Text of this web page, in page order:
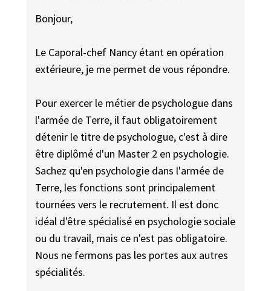
Bonjour,
Le Caporal-chef Nancy étant en opération
extérieure, je me permet de vous répondre.
Pour exercer le métier de psychologue dans
l'armée de Terre, il faut obligatoirement
détenir le titre de psychologue, c'est à dire
être diplômé d'un Master 2 en psychologie.
Sachez qu'en psychologie dans l'armée de
Terre, les fonctions sont principalement
tournées vers le recrutement. Il est donc
idéal d'être spécialisé en psychologie sociale
ou du travail, mais ce n'est pas obligatoire.
Nous ne fermons pas les portes aux autres
spécialités.